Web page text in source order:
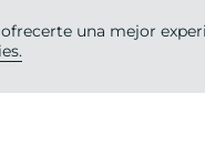
PAULA
una mejor